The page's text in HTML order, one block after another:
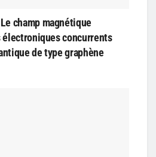
champ magnétique
concurrents
de type graphène